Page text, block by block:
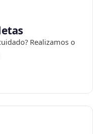
Realizamos o